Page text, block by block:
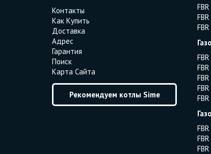
Контакты
Как Купить
Доставка
Адрес
Гарантия
Поиск
Карта Сайта
Рекомендуем котлы Sime
FBR
FBR